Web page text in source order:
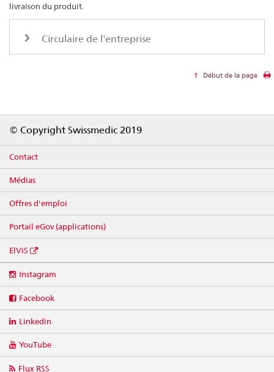
livraison du produit.
Circulaire de l'entreprise
Début de la page
© Copyright Swissmedic 2019
Contact
Médias
Offres d'emploi
Portail eGov (applications)
ElViS
media
Instagram
Facebook
Linkedin
YouTube
Flux RSS